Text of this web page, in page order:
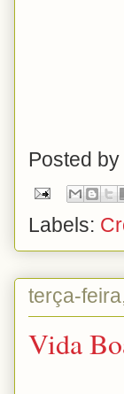
Posted by
Labels:
terça-
Vida